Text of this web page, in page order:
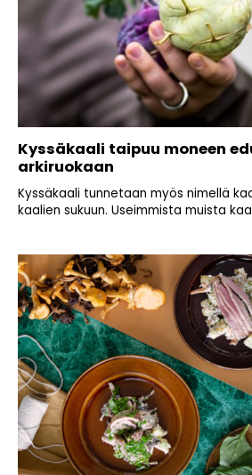
Kyssäkaali taipuu moneen
arkiruokaan
Kyssäkaali tunnetaan myös nimellä
kaalien sukuun. Useimmista muista